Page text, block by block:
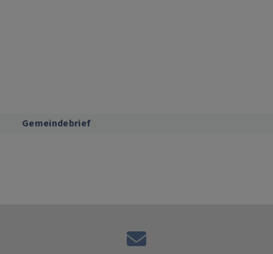
Gemeindebrief
E-